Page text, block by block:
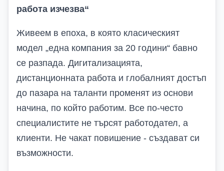
работа изчезва“
Живеем в епоха, в която класическият
модел „една компания за 20 години“ бавно
се разпада. Дигитализацията,
дистанционната работа и глобалният достъп
до пазара на таланти променят из основи
начина, по който работим. Все по-често
специалистите не търсят работодател, а
клиенти. Не чакат повишение - създават си
възможности.